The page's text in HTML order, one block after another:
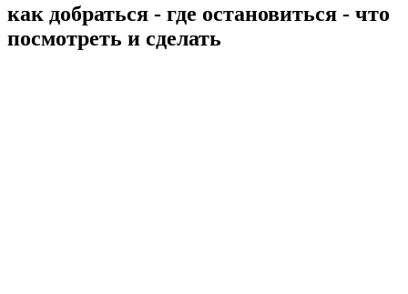
как добраться - где остановиться - что
посмотреть и сделать